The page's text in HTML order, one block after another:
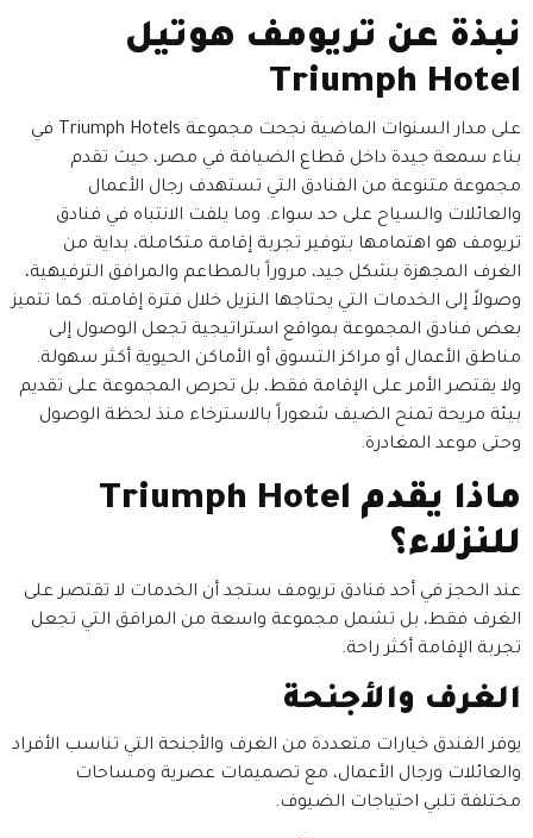
نبذة عن تريومف هوتيل
Triumph Hotel
على مدار السنوات الماضية نجحت مجموعة Triumph Hotels في
بناء سمعة جيدة داخل قطاع الضيافة في مصر، حيث تقدم
مجموعة متنوعة من الفنادق التي تستهدف رجال الأعمال
والعائلات والسياح على حد سواء. وما يلفت الانتباه في فنادق
تريومف هو اهتمامها بتوفير تجربة إقامة متكاملة، بداية من
الغرف المجهزة بشكل جيد، مروراً بالمطاعم والمرافق الترفيهية،
وصولاً إلى الخدمات التي يحتاجها النزيل خلال فترة إقامته. كما تتميز
بعض فنادق المجموعة بمواقع استراتيجية تجعل الوصول إلى
مناطق الأعمال أو مراكز التسوق أو الأماكن الحيوية أكثر سهولة.
ولا يقتصر الأمر على الإقامة فقط، بل تحرص المجموعة على تقديم
بيئة مريحة تمنح الضيف شعوراً بالاسترخاء منذ لحظة الوصول
وحتى موعد المغادرة.
ماذا يقدم Triumph Hotel
للنزلاء؟
عند الحجز في أحد فنادق تريومف ستجد أن الخدمات لا تقتصر على
الغرف فقط، بل تشمل مجموعة واسعة من المرافق التي تجعل
تجربة الإقامة أكثر راحة.
الغرف والأجنحة
يوفر الفندق خيارات متعددة من الغرف والأجنحة التي تناسب الأفراد
والعائلات ورجال الأعمال، مع تصميمات عصرية ومساحات
مختلفة تلبي احتياجات الضيوف.